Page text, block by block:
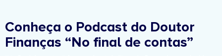
Conheça o Podcast do Doutor
Finanças “No final de contas”